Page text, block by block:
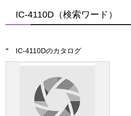
IC-4110D（検索ワード）
IC-4110Dのカタログ